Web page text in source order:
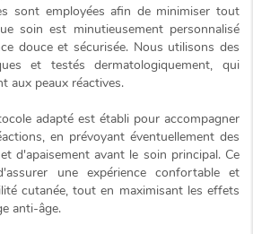
sont employées afin de minimiser tout
soin est minutieusement personnalisé
douce et sécurisée. Nous utilisons des
et testés dermatologiquement, qui
aux peaux réactives.
adapté est établi pour accompagner
en prévoyant éventuellement des
d'apaisement avant le soin principal. Ce
une expérience confortable et
cutanée, tout en maximisant les effets
anti-âge.